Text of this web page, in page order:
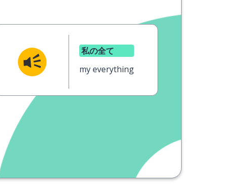
私の全て
my everything